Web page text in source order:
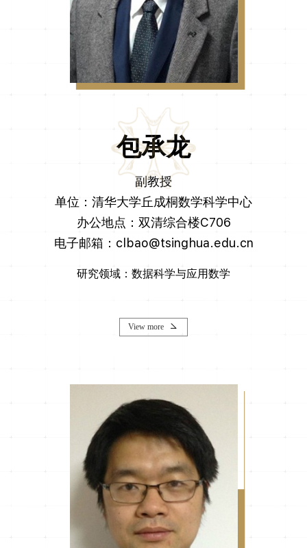
包承龙
副教授
单位：清华大学丘成桐数学科学中心
办公地点：双清综合楼C706
电子邮箱：clbao@tsinghua.edu.cn
研究领域：数据科学与应用数学
View more